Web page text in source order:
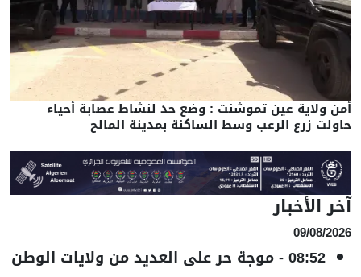
أمن ولاية عين تموشنت : وضع حد لنشاط عصابة أحياء
حاولت زرع الرعب وسط الساكنة بمدينة المالح
آخر الأخبار
09/08/2026
08:52
-موجة حر على العديد من ولايات الوطن